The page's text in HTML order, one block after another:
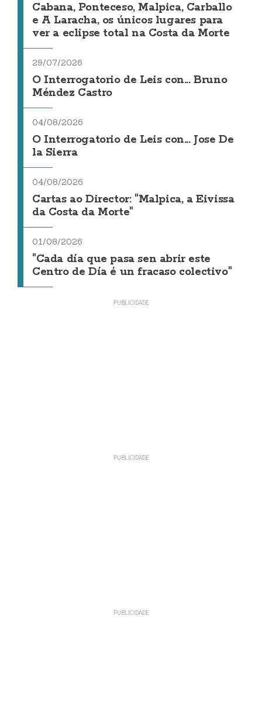
Cabana, Ponteceso, Malpica, Carballo
e A Laracha, os únicos lugares para
ver a eclipse total na Costa da Morte
29/07/2026
O Interrogatorio de Leis con... Bruno
Méndez Castro
04/08/2026
O Interrogatorio de Leis con... Jose De
la Sierra
04/08/2026
Cartas ao Director: "Malpica, a Eivissa
da Costa da Morte"
01/08/2026
"Cada día que pasa sen abrir este
Centro de Día é un fracaso colectivo"